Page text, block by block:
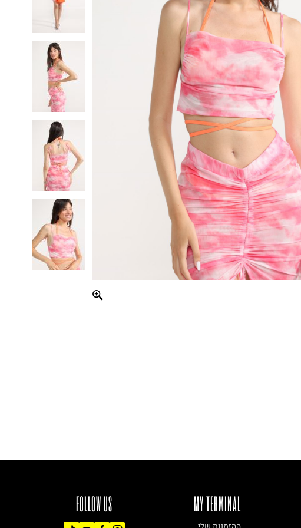
FOLLOW US MY TERMINAL